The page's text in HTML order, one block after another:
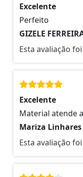
Excelente
Perfeito
GIZELE
Esta avaliação
Excelente
Material atende
Mariza Linhares
Esta avaliação